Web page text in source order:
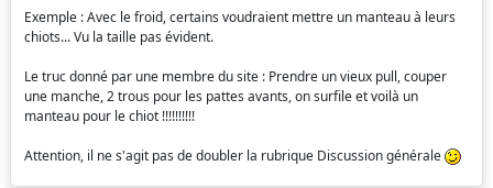
Exemple : Avec le froid, certains voudraient mettre un manteau à leurs
chiots... Vu la taille pas évident.
Le truc donné par une membre du site : Prendre un vieux pull, couper
une manche, 2 trous pour les pattes avants, on surfile et voilà un
manteau pour le chiot !!!!!!!!!!
Attention, il ne s'agit pas de doubler la rubrique Discussion générale